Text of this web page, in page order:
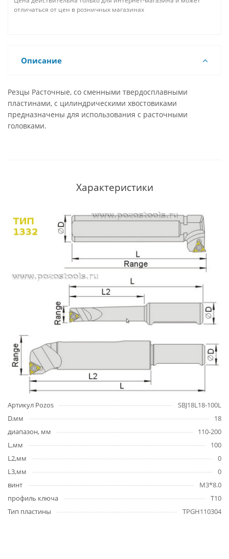
отличаться от цен в розничных магазинах
Описание
Резцы Расточные, со сменными твердосплавными
пластинами, с цилиндрическими хвостовиками
предназначены для использования с расточными
головками.
Характеристики
Артикул Pozos
SBJ18L18-100L
D.мм
18
диапазон, мм
110-200
L,мм
100
L2,мм
0
L3,мм
0
винт
М3*8.0
профиль ключа
Т10
Тип пластины
TPGH110304